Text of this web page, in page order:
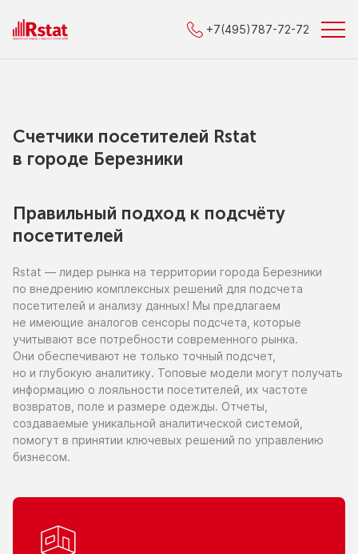
+7(495)787-72-72
Счетчики посетителей Rstat
в городe Березники
Правильный подход к подсчёту
посетителей
Rstat — лидер рынка на территории города Березники
по внедрению комплексных решений для подсчета
посетителей и анализу данных! Мы предлагаем
не имеющие аналогов сенсоры подсчета, которые
учитывают все потребности современного рынка.
Они обеспечивают не только точный подсчет,
но и глубокую аналитику. Топовые модели могут получать
информацию о лояльности посетителей, их частоте
возвратов, поле и размере одежды. Отчеты,
создаваемые уникальной аналитической системой,
помогут в принятии ключевых решений по управлению
бизнесом.